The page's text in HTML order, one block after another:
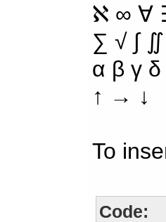
ℵ ∞ ∀
∑ √ ∫
α β γ
↑ → ↓
To
Code: